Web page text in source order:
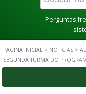
Perguntas
PÁGINA INICIAL > NOTÍCIAS >
SEGUNDA TURMA DO